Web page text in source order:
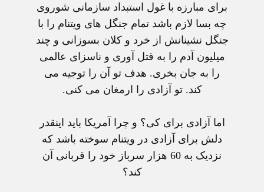
برای مبارزه با غول استبداد سازمانی شوروی
چه بسا لازم باشد تمام جنگل های ويتنام را با
جنگل نشينانش از خرد و کلان بسوزانی و چند
ميليون آدم را به قتل آوری و ناسزای عالمی
را به جان بخری. هدف تو آن را توجيه می
کند. تو آزادی را ارمغان می کنی.
اما آزادی برای کی؟ و چرا آمريکا بايد اينقدر
دلش برای آزادی در ويتنام سوخته باشد که
نزديک به 60 هزار سرباز خود را قربانی آن
کند؟